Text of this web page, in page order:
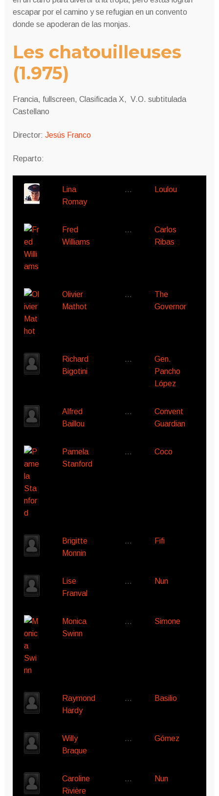
escapar por el camino y se refugian en un convento
donde se apoderan de las monjas.
Les chatouilleuses
(1.975)
Francia, fullscreen, Clasificada X, V.O. subtitulada
Castellano
Director: Jesús Franco
Reparto:
Lina
Romay
… Loulou
Fred
Williams
…
Carlos
Ribas
Olivier
Mathot
…
The
Governor
Richard
Bigotini
…
Gen.
Pancho
López
Alfred
Baillou
…
Convent
Guardian
Pamela
Stanford
… Coco
Brigitte
Monnin
… Fifi
Lise
Franval
… Nun
Monica
Swinn
… Simone
Raymond
Hardy
… Basilio
Willy
Braque
… Gómez
Caroline
Rivière
… Nun